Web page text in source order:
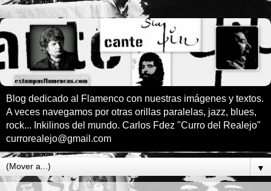
Blog dedicado al Flamenco con nuestras imágenes y textos.
A veces navegamos por otras orillas paralelas, jazz, blues,
rock... Inkilinos del mundo. Carlos Fdez "Curro del Realejo"
currorealejo@gmail.com
▼